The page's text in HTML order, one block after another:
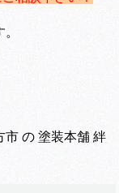
市 の 塗装本舗 絆